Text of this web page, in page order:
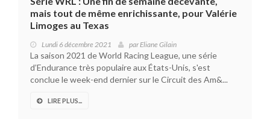
mais tout de même enrichissante, pour Valérie
Limoges au Texas
Lundi 6 décembre 2021 parEliane Gilain
La saison 2021 de World Racing League, une série
d’Endurance très populaire aux États-Unis, s'est
conclue le week-end dernier sur le Circuit des Am&...
LIRE PLUS...